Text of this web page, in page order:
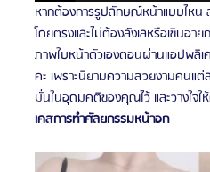
หากต้องการรูปลักษณ์หน้าแบบไห
โดยตรงและไม่ต้องลังเลหรือเขินอ
ภาพใบหน้าตัวเองตอนผ่านแอปพลิ
คะ เพราะนิยามความสวยงามคนแ
มั่นในอุดมคติของคุณไว้ และวางใจ
เคสการทำศัลยกรรมหน้าอก